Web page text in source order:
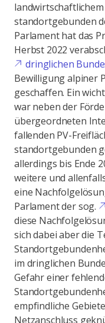
standortgebunden
Parlament hat das
Herbst 2022
dringlichen
Bewilligung alpiner
geschaffen. Ein
war neben der
übergeordneten
fallenden PV-
standortgebunden
allerdings bis Ende
weitere und
eine
Parlament der sog.
diese
sich dabei aber die
im dringlichen
Gefahr einer
empfindliche
Netzanschluss